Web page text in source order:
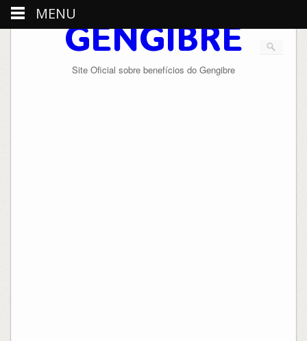
GENGIBRE
Site Oficial sobre benefícios do Gengibre
MENU